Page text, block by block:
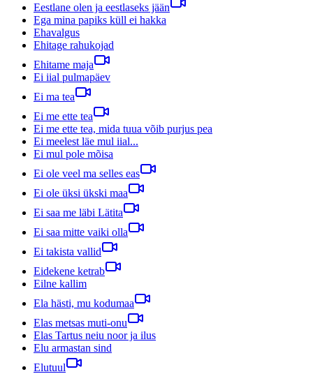
Eestlane olen ja eestlaseks jään
Ega mina papiks küll ei hakka
Ehavalgus
Ehitage rahukojad
Ehitame maja
Ei iial pulmapäev
Ei ma tea
Ei me ette tea
Ei me ette tea, mida tuua võib purjus pea
Ei meelest läe mul iial...
Ei mul pole mõisa
Ei ole veel ma selles eas
Ei ole üksi ükski maa
Ei saa me läbi Lätita
Ei saa mitte vaiki olla
Ei takista vallid
Eidekene ketrab
Eilne kallim
Ela hästi, mu kodumaa
Elas metsas muti-onu
Elas Tartus neiu noor ja ilus
Elu armastan sind
Elutuul